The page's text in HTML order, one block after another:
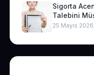
Sigorta
Talebini
25 Mayıs 2026